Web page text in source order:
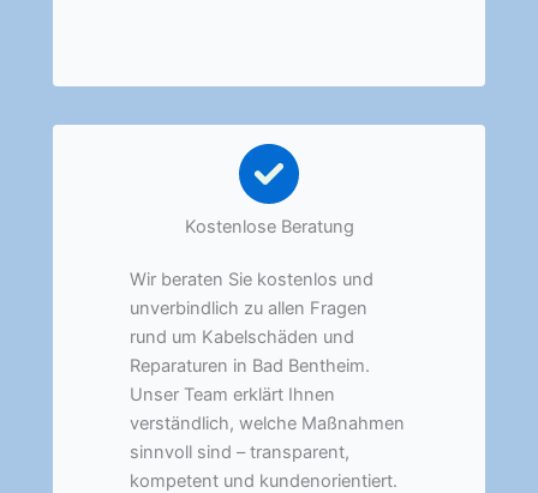
Kostenlose Beratung
Wir beraten Sie kostenlos und
unverbindlich zu allen Fragen
rund um Kabelschäden und
Reparaturen in Bad Bentheim.
Unser Team erklärt Ihnen
verständlich, welche Maßnahmen
sinnvoll sind – transparent,
kompetent und kundenorientiert.